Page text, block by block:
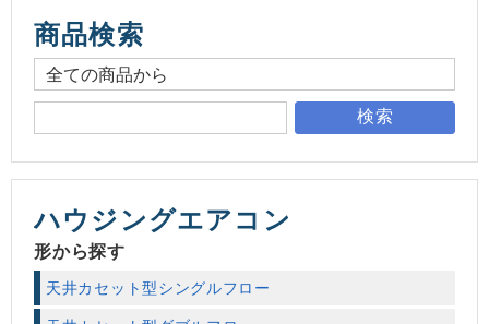
商品検索
検索
ハウジングエアコン
形から探す
天井カセット型シングルフロー